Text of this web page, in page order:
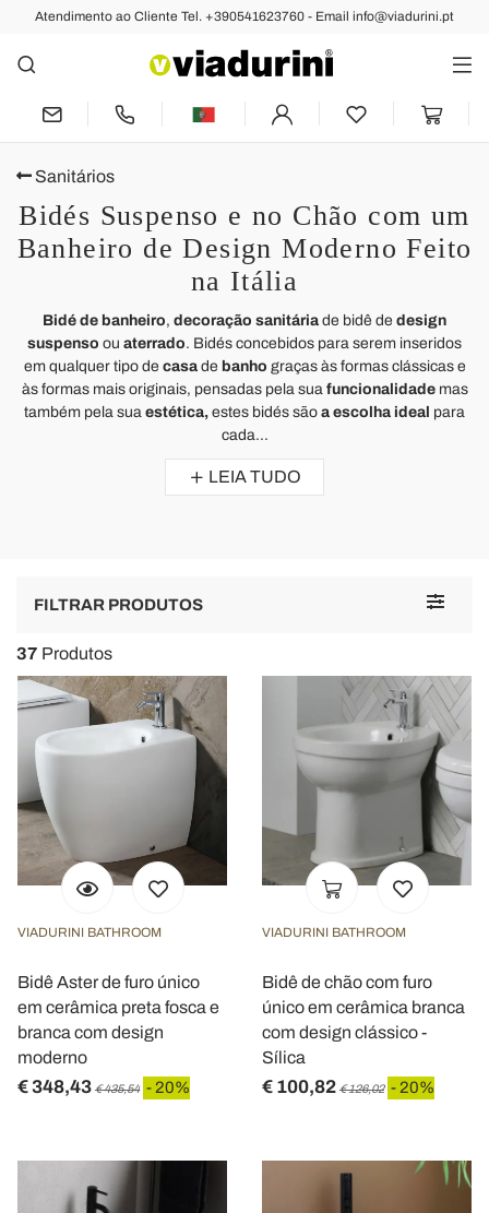
Atendimento ao Cliente Tel. +390541623760 - Email info@viadurini.pt
Sanitários
Bidés Suspenso e no Chão com um
Banheiro de Design Moderno Feito
na Itália
Bidé de banheiro, decoração sanitária de bidê de design
suspenso ou aterrado. Bidés concebidos para serem inseridos
em qualquer tipo de casade banho graças às formas clássicas e
às formas mais originais, pensadas pela sua funcionalidademas
também pela sua estética, estes bidés são a escolha ideal para
cada...
LEIA TUDO
Toggle
FILTRAR PRODUTOS
37 Produtos
VIADURINI BATHROOM
Bidê Aster de furo único
em cerâmica preta fosca e
branca com design
moderno
€ 348,43 € 435,54 - 20%
VIADURINI BATHROOM
Bidê de chão com furo
único em cerâmica branca
com design clássico -
Sílica
€ 100,82 € 126,02 - 20%